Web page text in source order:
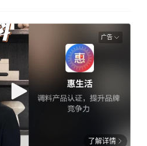
广告
了解详情